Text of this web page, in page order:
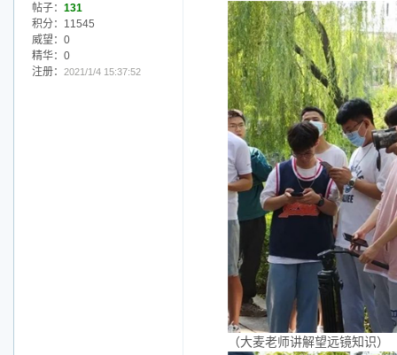
帖子： 131
积分：11545
威望：0
精华：0
注册： 2021/1/4 15:37:52
（大麦老师讲解望远镜知识）